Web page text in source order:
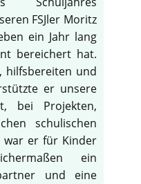
FSJler Moritz
ein Jahr lang
bereichert hat.
hilfsbereiten und
er unsere
bei Projekten,
schulischen
war er für Kinder
ein
und eine